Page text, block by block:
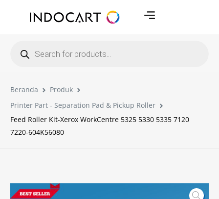
Beranda
Produk
Printer Part - Separation Pad & Pickup Roller
Feed Roller Kit-Xerox WorkCentre 5325 5330 5335 7120
7220-604K56080